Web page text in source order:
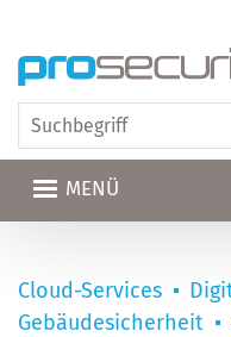
MENÜ
Cloud-Services
Gebäudesicherheit